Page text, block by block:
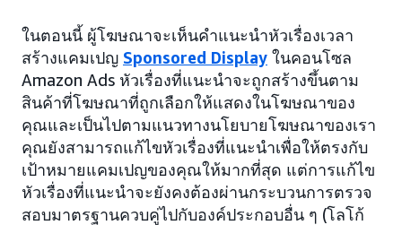
ในตอนนี้ ผู้โฆษณาจะเห็นคำแนะนำหัวเรื่องเวลา
สร้างแคมเปญ Sponsored Display ในคอนโซล
Amazon Ads หัวเรื่องที่แนะนำจะถูกสร้างขึ้นตาม
สินค้าที่โฆษณาที่ถูกเลือกให้แสดงในโฆษณาของ
คุณและเป็นไปตามแนวทางนโยบายโฆษณาของเรา
คุณยังสามารถแก้ไขหัวเรื่องที่แนะนำเพื่อให้ตรงกับ
เป้าหมายแคมเปญของคุณให้มากที่สุด แต่การแก้ไข
หัวเรื่องที่แนะนำจะยังคงต้องผ่านกระบวนการตรวจ
สอบมาตรฐานควบคู่ไปกับองค์ประกอบอื่น ๆ (โลโก้